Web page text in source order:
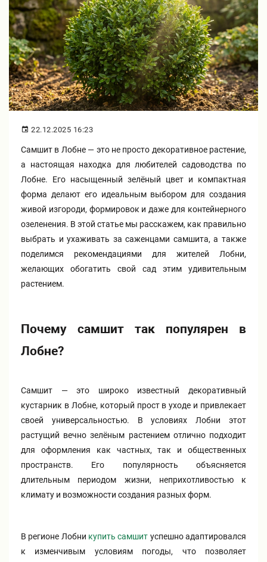
Шарафуга
Бирючина
Плющ
Овсяница
Кустарники
ПАМПАСНАЯ ТРАВА
(КОРТАДЕРИЯ)
Кизильник саженец
Олеандр саженцы
Экзотические растения
Декоративные саженцы
Комнатные растения
Хвойные саженцы
Клематис
Глициния
Гвоздика саженцы
Хризантемы саженцы
22.12.2025 16:23
Самшит в Лобне — это не просто декоративное растение,
а настоящая находка для любителей садоводства по
Лобне. Его насыщенный зелёный цвет и компактная
форма делают его идеальным выбором для создания
живой изгороди, формировок и даже для контейнерного
озеленения. В этой статье мы расскажем, как правильно
выбрать и ухаживать за саженцами самшита, а также
поделимся рекомендациями для жителей Лобни,
желающих обогатить свой сад этим удивительным
растением.
Почему самшит так популярен в
Лобне?
Самшит — это широко известный декоративный
кустарник в Лобне, который прост в уходе и привлекает
своей универсальностью. В условиях Лобни этот
растущий вечно зелёным растением отлично подходит
для оформления как частных, так и общественных
пространств. Его популярность объясняется
длительным периодом жизни, неприхотливостью к
климату и возможности создания разных форм.
В регионе Лобни купить самшит успешно адаптировался
к изменчивым условиям погоды, что позволяет